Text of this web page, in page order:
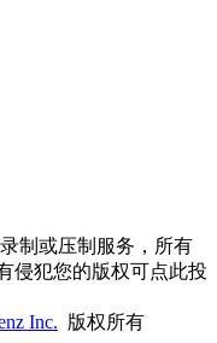
制或压制服务，所有
侵犯您的版权可点此投
Inc. 版权所有